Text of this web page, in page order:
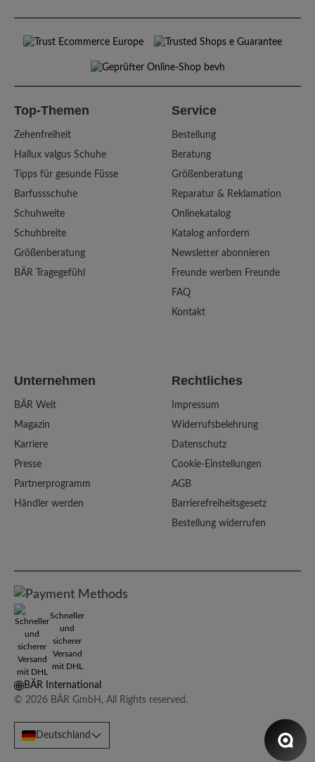
Top-Themen
Zehenfreiheit
Hallux valgus Schuhe
Tipps für gesunde Füsse
Barfussschuhe
Schuhweite
Schuhbreite
Größenberatung
BÄR Tragegefühl
Service
Bestellung
Beratung
Größenberatung
Reparatur & Reklamation
Onlinekatalog
Katalog anfordern
Newsletter abonnieren
Freunde werben Freunde
FAQ
Kontakt
Unternehmen
BÄR Welt
Magazin
Karriere
Presse
Partnerprogramm
Händler werden
Rechtliches
Impressum
Widerrufsbelehrung
Datenschutz
Cookie-Einstellungen
AGB
Barrierefreiheitsgesetz
Bestellung widerrufen
Schneller
und
sicherer
Versand
mit DHL
BÄR International
© 2026 BÄR GmbH, All Rights reserved.
Deutschland